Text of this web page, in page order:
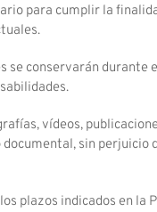
para cumplir la
se conservarán
vídeos,
sin perjuicio
plazos indicados en la